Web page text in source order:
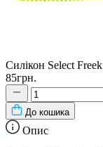
Силікон Select
85грн.
До кошика
Опис